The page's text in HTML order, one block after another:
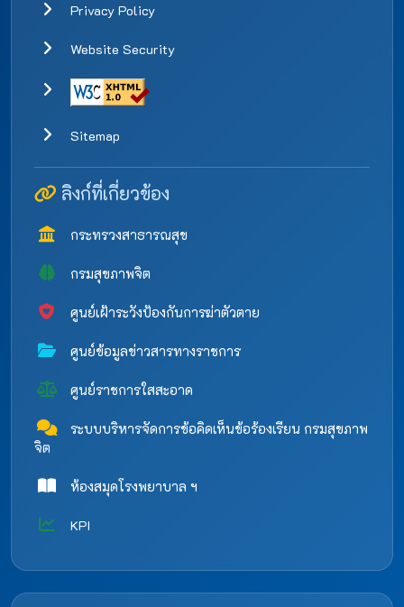
Privacy Policy
Website Security
Sitemap
ลิงก์ที่เกี่ยวข้อง
กระทรวงสาธารณสุข
กรมสุขภาพจิต
ศูนย์เฝ้าระวังป้องกันการฆ่าตัวตาย
ศูนย์ข้อมูลข่าวสารทางราชการ
ศูนย์ราชการใสสะอาด
ระบบบริหารจัดการข้อคิดเห็นข้อร้องเรียน กรมสุขภาพ
จิต
ห้องสมุดโรงพยาบาล ฯ
KPI